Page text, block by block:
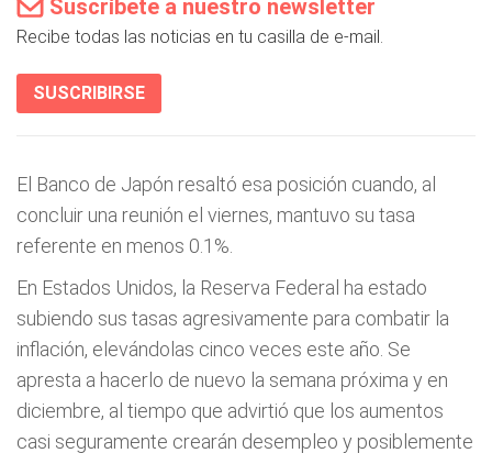
Suscríbete a nuestro newsletter
Recibe todas las noticias en tu casilla de e-mail.
SUSCRIBIRSE
El Banco de Japón resaltó esa posición cuando, al
concluir una reunión el viernes, mantuvo su tasa
referente en menos 0.1%.
En Estados Unidos, la Reserva Federal ha estado
subiendo sus tasas agresivamente para combatir la
inflación, elevándolas cinco veces este año. Se
apresta a hacerlo de nuevo la semana próxima y en
diciembre, al tiempo que advirtió que los aumentos
casi seguramente crearán desempleo y posiblemente